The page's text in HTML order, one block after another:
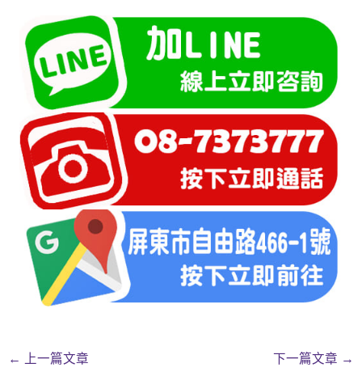
← 上一篇文章 下一篇文章 →